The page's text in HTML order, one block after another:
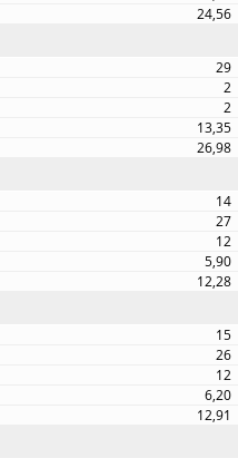
24,56
29
2
2
13,35
26,98
14
27
12
5,90
12,28
15
26
12
6,20
12,91